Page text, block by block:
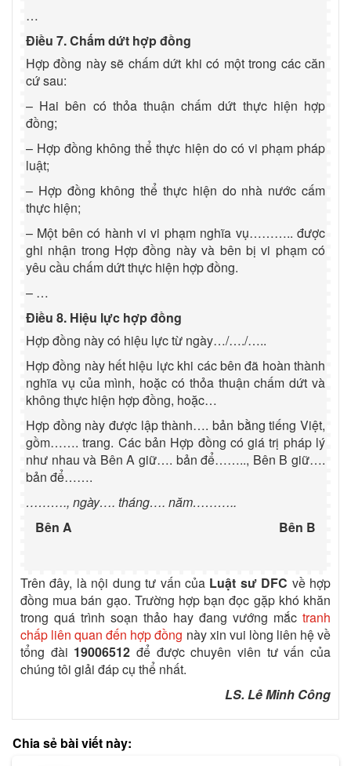
…
Điều 7. Chấm dứt hợp đồng
Hợp đồng này sẽ chấm dứt khi có một trong các căn
cứ sau:
– Hai bên có thỏa thuận chấm dứt thực hiện hợp
đồng;
– Hợp đồng không thể thực hiện do có vi phạm pháp
luật;
– Hợp đồng không thể thực hiện do nhà nước cấm
thực hiện;
– Một bên có hành vi vi phạm nghĩa vụ……….. được
ghi nhận trong Hợp đồng này và bên bị vi phạm có
yêu cầu chấm dứt thực hiện hợp đồng.
– …
Điều 8. Hiệu lực hợp đồng
Hợp đồng này có hiệu lực từ ngày…/…./…..
Hợp đồng này hết hiệu lực khi các bên đã hoàn thành
nghĩa vụ của mình, hoặc có thỏa thuận chấm dứt và
không thực hiện hợp đồng, hoặc…
Hợp đồng này được lập thành…. bản bằng tiếng Việt,
gồm……. trang. Các bản Hợp đồng có giá trị pháp lý
như nhau và Bên A giữ…. bản để…….., Bên B giữ….
bản để…….
………., ngày…. tháng…. năm………..
Bên A Bên B
Trên đây, là nội dung tư vấn của Luật sư DFC về hợp
đồng mua bán gạo. Trường hợp bạn đọc gặp khó khăn
trong quá trình soạn thảo hay đang vướng mắc tranh
chấp liên quan đến hợp đồng này xin vui lòng liên hệ về
tổng đài 19006512 để được chuyên viên tư vấn của
chúng tôi giải đáp cụ thể nhất.
LS. Lê Minh Công
Chia sẻ bài viết này: